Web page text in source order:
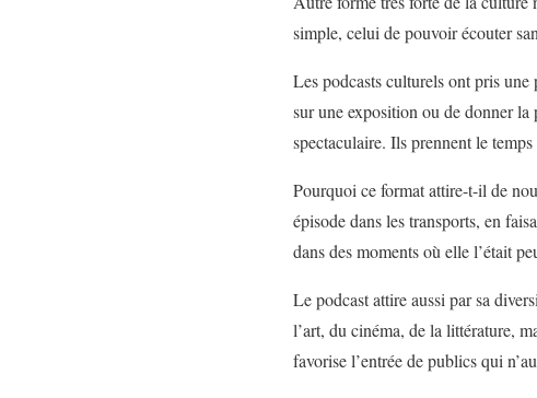
simple, celui de pouvoir écouter
Les podcasts culturels ont pris
sur une exposition ou de donner
spectaculaire. Ils prennent le
Pourquoi ce format attire-t-il de
épisode dans les transports, en
dans des moments où elle l’était
Le podcast attire aussi par sa
l’art, du cinéma, de la littérature,
favorise l’entrée de publics qui